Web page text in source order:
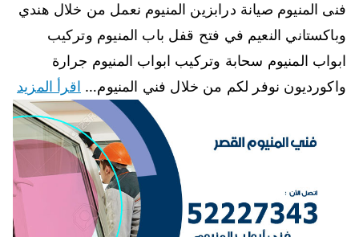
فنى المنيوم صيانة درابزين المنيوم نعمل من خلال هندي
وباكستاني النعيم في فتح قفل باب المنيوم وتركيب
ابواب المنيوم سحابة وتركيب ابواب المنيوم جرارة
واكورديون نوفر لكم من خلال فني المنيوم… اقرأ المزيد